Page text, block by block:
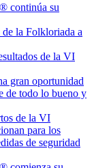
continúa su
la Folkloriada a
de la VI
gran oportunidad
de todo lo bueno y
de la VI
para los
de seguridad